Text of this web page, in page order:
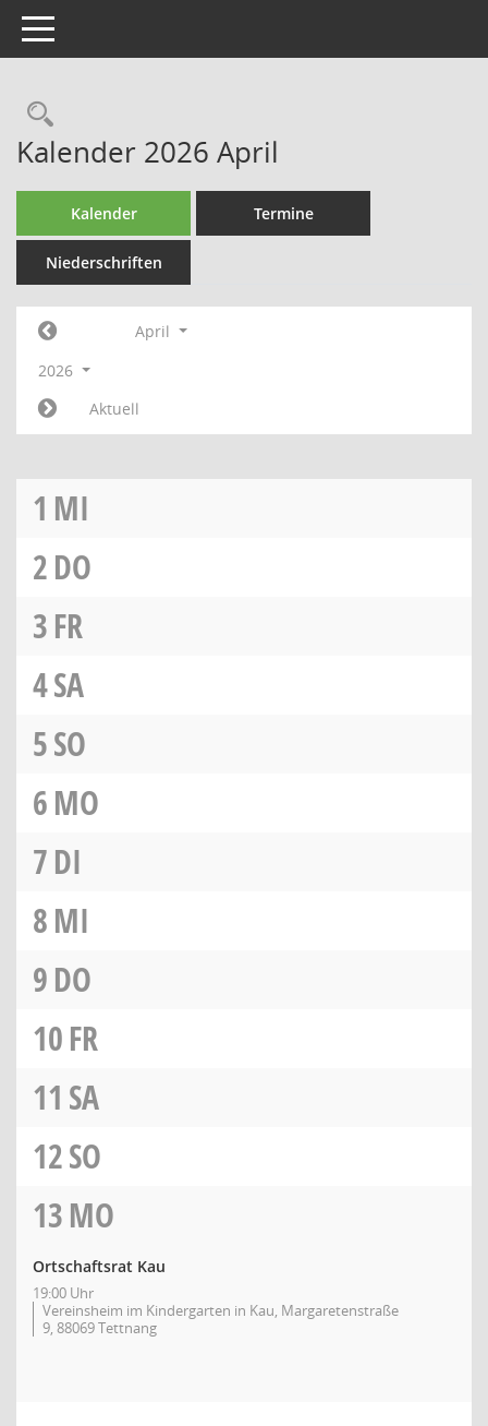
Toggle navigation
Rechercheauswahl
Kalender 2026 April
Kalender Termine
Niederschriften
April
2026
Aktuell
1 MI
2DO
3FR
4SA
5SO
6MO
7DI
8MI
9DO
10FR
11 SA
12SO
13MO
Ortschaftsrat Kau
19:00 Uhr
Vereinsheim im Kindergarten in Kau, Margaretenstraße
9, 88069 Tettnang